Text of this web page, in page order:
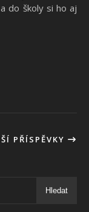
do školy si ho aj
PŘÍSPĚVKY
Hledat